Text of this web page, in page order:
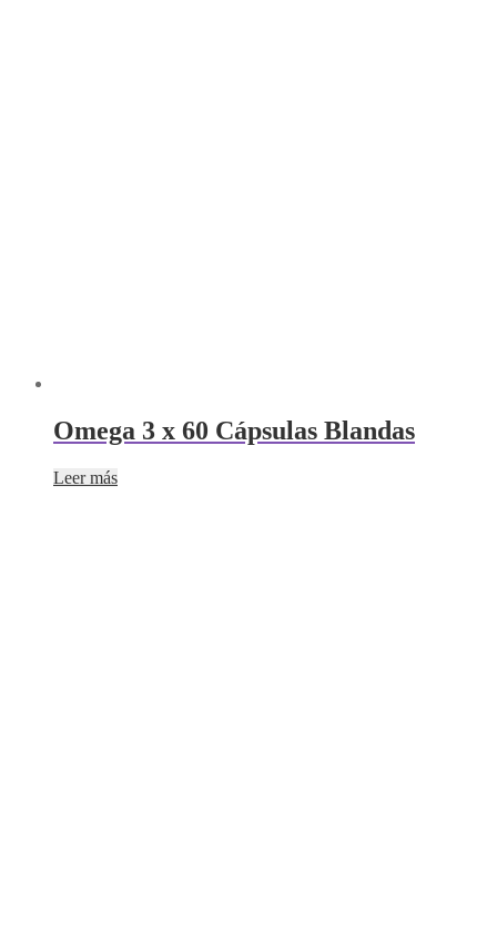
Omega 3 x 60 Cápsulas Blandas
Leer más